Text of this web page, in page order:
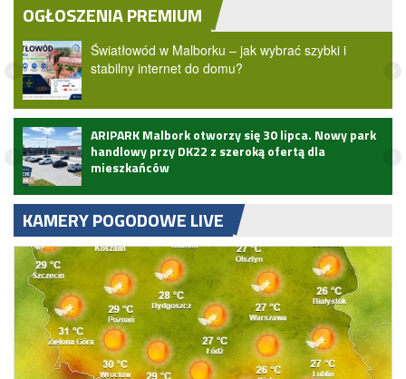
OGŁOSZENIA PREMIUM
Światłowód w Malborku – jak wybrać szybki i
stabilny internet do domu?
ARIPARK Malbork otworzy się 30 lipca. Nowy park
handlowy przy DK22 z szeroką ofertą dla
mieszkańców
KAMERY POGODOWE LIVE